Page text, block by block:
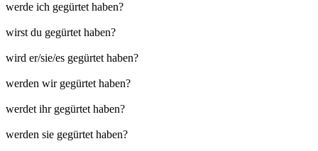
werde ich gegürtet haben?
wirst du gegürtet haben?
wird er/sie/es gegürtet haben?
werden wir gegürtet haben?
werdet ihr gegürtet haben?
werden sie gegürtet haben?